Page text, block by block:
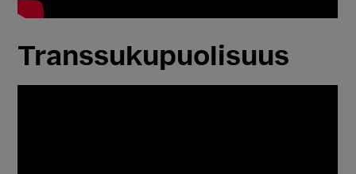
Transsukupuolisuus